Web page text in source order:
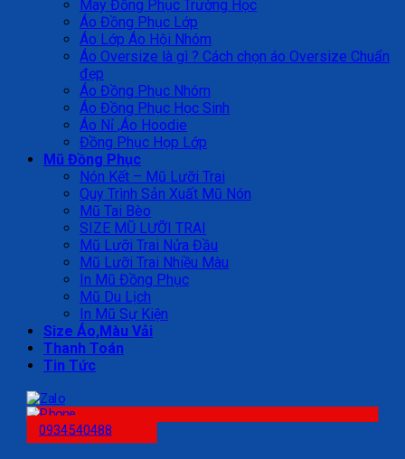
May Đồng Phục Trường Học
Áo Đồng Phục Lớp
Áo Lớp Áo Hội Nhóm
Áo Oversize là gì ? Cách chọn áo Oversize Chuẩn
đẹp
Áo Đồng Phục Nhóm
Áo Đồng Phục Học Sinh
Áo Nỉ ,Áo Hoodie
Đồng Phục Họp Lớp
Mũ Đồng Phục
Nón Kết – Mũ Lưỡi Trai
Quy Trình Sản Xuất Mũ Nón
Mũ Tai Bèo
SIZE MŨ LƯỠI TRAI
Mũ Lưỡi Trai Nửa Đầu
Mũ Lưỡi Trai Nhiều Màu
In Mũ Đồng Phục
Mũ Du Lịch
In Mũ Sự Kiện
Size Áo,Màu Vải
Thanh Toán
Tin Tức
0934540488